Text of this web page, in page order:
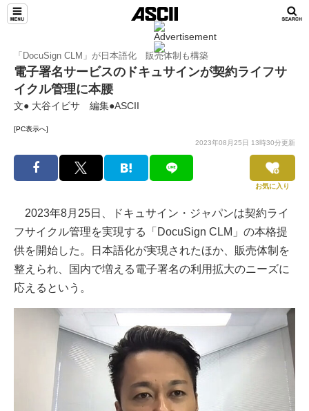
「DocuSign CLM」が日本語化 販売体制も構築
電子署名サービスのドキュサインが契約ライフサ
イクル管理に本腰
文● 大谷イビサ 編集●ASCII
[PC表示へ]
2023年08月25日 13時30分更新
お気に入り
2023年8月25日、ドキュサイン・ジャパンは契約ライ
フサイクル管理を実現する「DocuSign CLM」の本格提
供を開始した。日本語化が実現されたほか、販売体制を
整えられ、国内で増える電子署名の利用拡大のニーズに
応えるという。